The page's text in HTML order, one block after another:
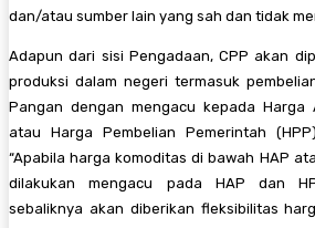
dan/atau sumber lain yang sah dan tidak
Adapun dari sisi Pengadaan, CPP akan
produksi dalam negeri termasuk
Pangan dengan mengacu kepada Harga
atau Harga Pembelian Pemerintah
“Apabila harga komoditas di bawah HAP
dilakukan mengacu pada HAP dan
sebaliknya akan diberikan fleksibilitas